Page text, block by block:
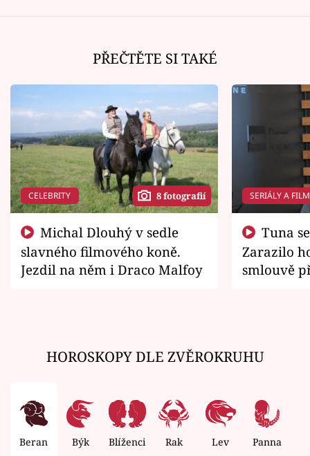
PŘEČTĚTE SI TAKÉ
CELEBRITY 8 fotografií
slavného filmového koně.
Jezdil na něm i Draco Malfoy
SERIÁLY A
Zarazilo
smlouvě
HOROSKOPY DLE ZVĚROKRUHU
Beran Býk Blíženci Rak Lev Panna